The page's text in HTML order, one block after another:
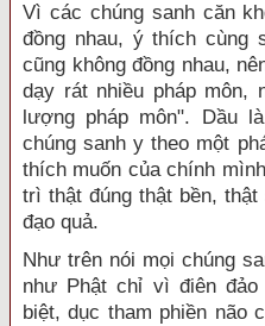
Vì các chúng sanh căn
đồng nhau, ý thích cùng
cũng không đồng nhau,
dạy rát nhiều pháp môn,
lượng pháp môn". Dầu
chúng sanh y theo một
thích muốn của chính
trì thật đúng thật bền,
đạo quả.
Như trên nói mọi chúng
như Phật chỉ vì điên
biệt, dục tham phiền não